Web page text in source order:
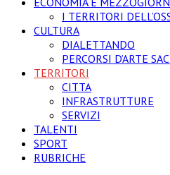
I TERRITORI
CULTURA
DIALETTANDO
PERCORSI D’ARTE
TERRITORI
CITTA
INFRASTRUTTURE
SERVIZI
TALENTI
SPORT
RUBRICHE